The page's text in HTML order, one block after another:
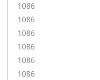
1086
1086
1086
1086
1086
1086